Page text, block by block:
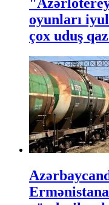
oyunları
çox uduş